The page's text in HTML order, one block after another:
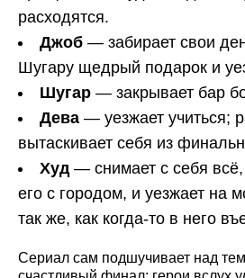
расходятся.
Джоб — забирает свои
Шугару щедрый подарок и
Шугар — закрывает бар
Дева — уезжает учиться;
вытаскивает себя из
Худ— снимает с себя всё,
его с городом, и уезжает на
так же, как когда-то в него
Сериал сам подшучивает над